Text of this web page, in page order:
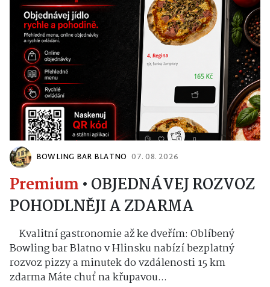
BOWLING BAR BLATNO 07. 08. 2026
Premium • OBJEDNÁVEJ ROZVOZ
POHODLNĚJI A ZDARMA
Kvalitní gastronomie až ke dveřím: Oblíbený
Bowling bar Blatno v Hlinsku nabízí bezplatný
rozvoz pizzy a minutek do vzdálenosti 15 km
zdarma Máte chuť na křupavou...